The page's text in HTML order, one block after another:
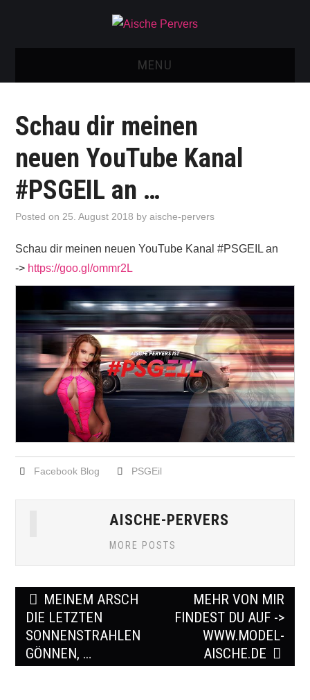
MENU
NEU: AISCHE SHOP!
TELEGRAM GRUPPE
IMPRESSUM
Schau dir meinen
neuen YouTube Kanal
#PSGEIL an …
Posted on 25. August 2018 byaische-pervers
Schau dir meinen neuen YouTube Kanal #PSGEIL an
-> https://goo.gl/ommr2L
Facebook Blog PSGEil
AISCHE-PERVERS
MORE POSTS
Post
navigation
MEINEM ARSCH
DIE LETZTEN
SONNENSTRAHLEN
GÖNNEN, …
MEHR VON MIR
FINDEST DU AUF ->
WWW.MODEL-
AISCHE.DE